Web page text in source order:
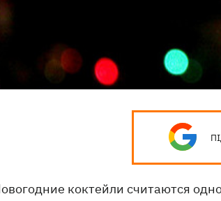
коктейли считаются